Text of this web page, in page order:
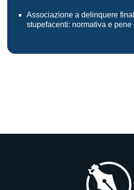
Associazione a delinquere
stupefacenti: normativa e pene